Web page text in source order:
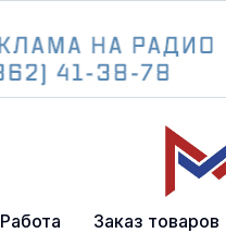
Работа Заказ товаров